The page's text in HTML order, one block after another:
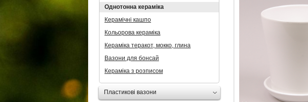
Однотонна кераміка
Керамічні кашпо
Кольорова кераміка
Кераміка теракот, мокко, глина
Вазони для бонсай
Кераміка з розписом
Пластикові вазони